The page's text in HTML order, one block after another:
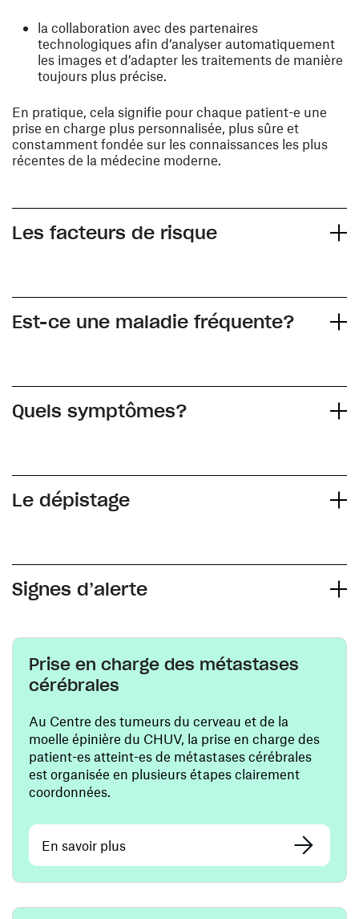
la collaboration avec des partenaires
technologiques afin d’analyser automatiquement
les images et d’adapter les traitements de manière
toujours plus précise.
En pratique, cela signifie pour chaque patient-e une
prise en charge plus personnalisée, plus sûre et
constamment fondée sur les connaissances les plus
récentes de la médecine moderne.
Les facteurs de risque
Est-ce une maladie fréquente?
Quels symptômes?
Le dépistage
Signes d’alerte
Prise en charge des métastases
cérébrales
Au Centre des tumeurs du cerveau et de la
moelle épinière du CHUV, la prise en charge des
patient-es atteint-es de métastases cérébrales
est organisée en plusieurs étapes clairement
coordonnées.
En savoir plus